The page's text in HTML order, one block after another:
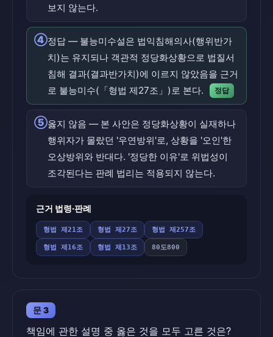
보지 않는다.
④정답 — 불능미수설은 법익침해의사(행위반가
치)는 유지되나 객관적 정당화상황으로 법질서
침해 결과(결과반가치)에 이르지 않았음을 근거
로 불능미수(「형법 제27조」)로 본다.
정답
⑤옳지 않음 — 본 사안은 정당화상황이 실재하나
행위자가 몰랐던 '우연방위'로, 상황을 '오인'한
오상방위와 반대다. '정당한 이유'로 위법성이
조각된다는 판례 법리는 적용되지 않는다.
근거 법령·판례
형법 제21조 형법 제27조 형법 제257조
형법 제16조 형법 제13조 80도800
문 3
책임에 관한 설명 중 옳은 것을 모두 고른 것은?